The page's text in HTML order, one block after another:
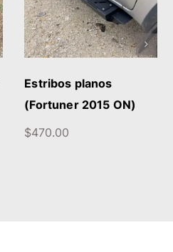
Estribos planos
(Fortuner 2015 ON)
$470.00